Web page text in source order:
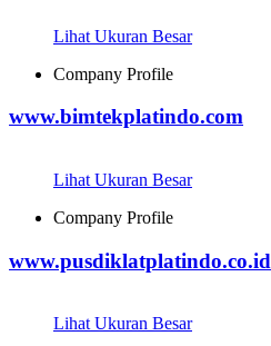
Lihat Ukuran Besar
Company Profile
www.bimtekplatindo.com
Lihat Ukuran Besar
Company Profile
www.pusdiklatplatindo.co.id
Lihat Ukuran Besar